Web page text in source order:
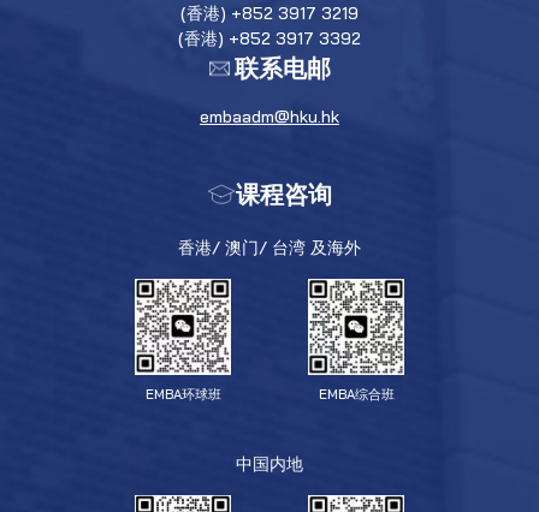
(香港) +852 3917 3219
(香港) +852 3917 3392
联系电邮
embaadm@hku.hk
课程咨询
香港/ 澳门/ 台湾 及海外
EMBA环球班 EMBA综合班
中国内地